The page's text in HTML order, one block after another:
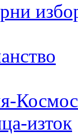
Космос
изток